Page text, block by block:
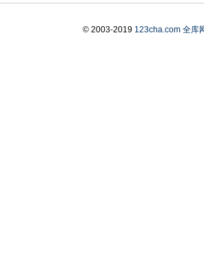
© 2003-2019 123cha.com 全库